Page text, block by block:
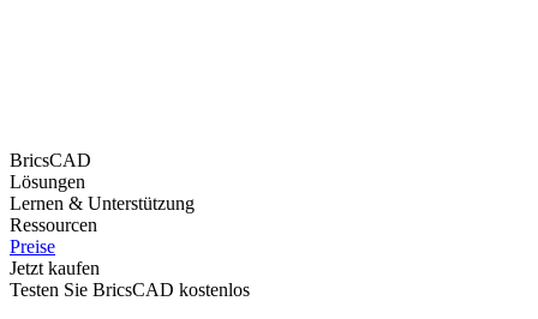
BricsCAD
Lösungen
Lernen & Unterstützung
Ressourcen
Preise
Jetzt kaufen
Testen Sie BricsCAD kostenlos